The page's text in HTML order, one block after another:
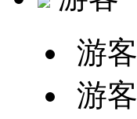
游客
游客